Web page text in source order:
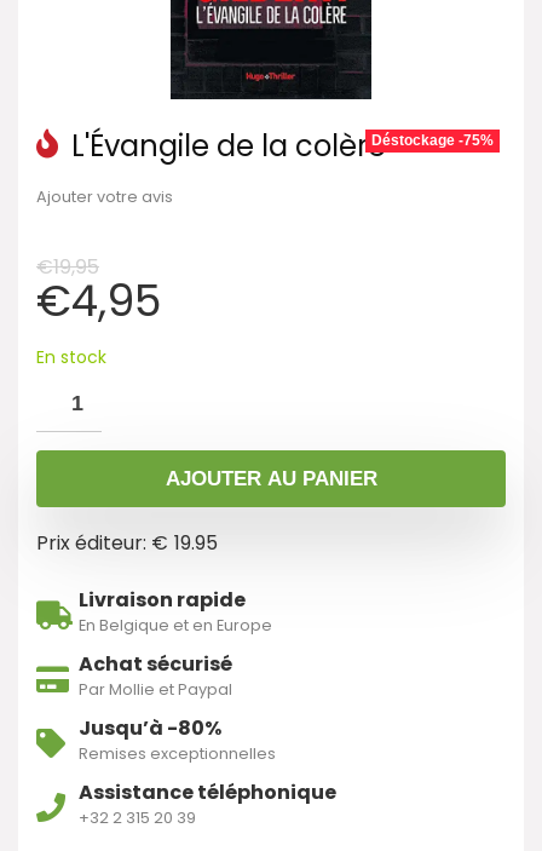
L'Évangile de la colère
Ajouter votre avis
€19,95
€4,95
Déstockage -75%
En stock
AJOUTER AU PANIER
Prix éditeur: € 19.95
Livraison rapide
En Belgique et en Europe
Achat sécurisé
Par Mollie et Paypal
Jusqu’à -80%
Remises exceptionnelles
Assistance téléphonique
+32 2 315 20 39